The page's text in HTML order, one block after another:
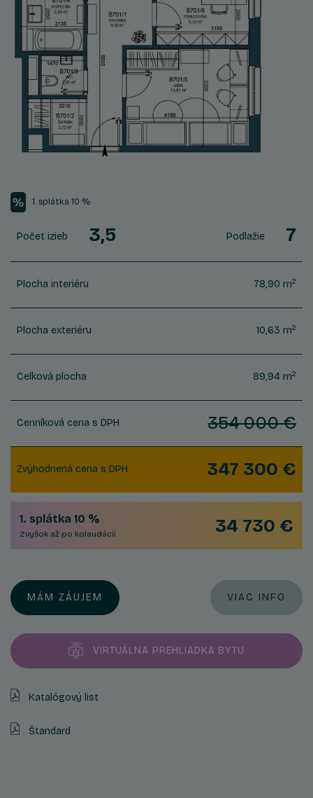
1. splátka 10 %
Počet izieb 3,5 Podlažie 7
Plocha interiéru 78,90 m2
Plocha exteriéru 10,63 m2
Celková plocha 89,94 m2
Cenníková cena s DPH 354 000 €
Zvýhodnená cena s DPH 347 300 €
1. splátka 10 %
Zvyšok až po kolaudácii 34 730 €
MÁM ZÁUJEM VIAC INFO
VIRTUÁLNA PREHLIADKA BYTU
Katalógový list
Štandard